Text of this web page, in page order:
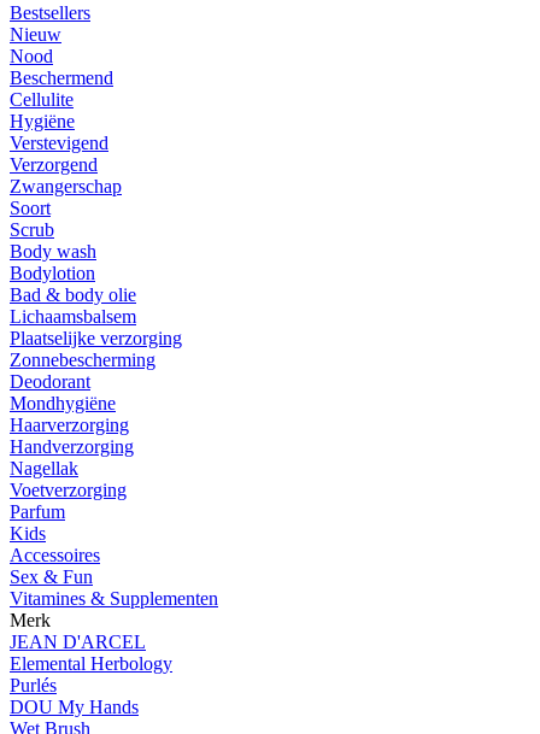
Bestsellers
Nieuw
Nood
Beschermend
Cellulite
Hygiëne
Verstevigend
Verzorgend
Zwangerschap
Soort
Scrub
Body wash
Bodylotion
Bad & body olie
Lichaamsbalsem
Plaatselijke verzorging
Zonnebescherming
Deodorant
Mondhygiëne
Haarverzorging
Handverzorging
Nagellak
Voetverzorging
Parfum
Kids
Accessoires
Sex & Fun
Vitamines & Supplementen
Merk
JEAN D'ARCEL
Elemental Herbology
Purlés
DOU My Hands
Wet Brush